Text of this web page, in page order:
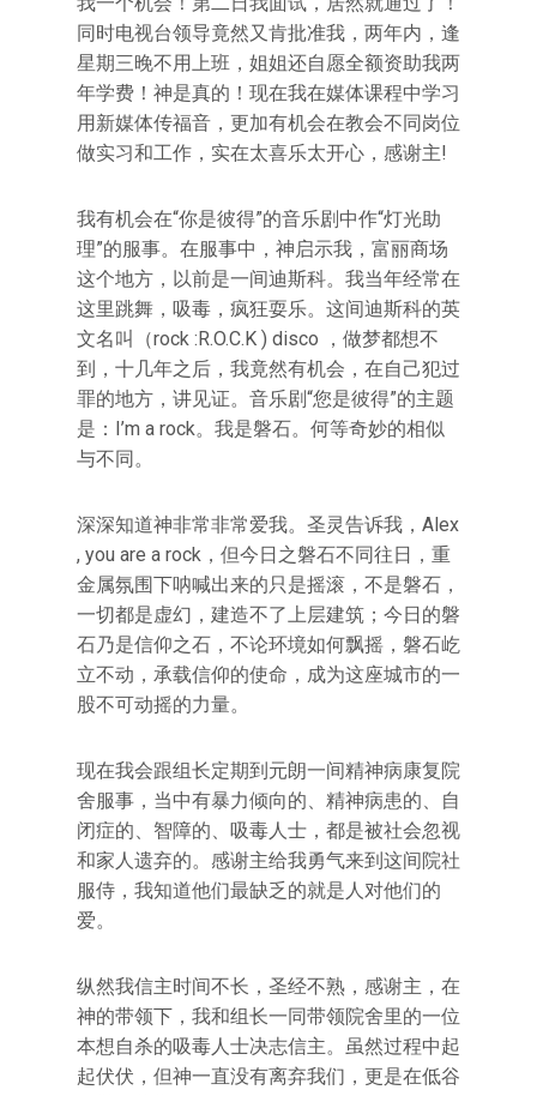
同时电视台领导竟然又肯批准我，两年内，逢
星期三晚不用上班，姐姐还自愿全额资助我两
年学费！神是真的！现在我在媒体课程中学习
用新媒体传福音，更加有机会在教会不同岗位
做实习和工作，实在太喜乐太开心，感谢主!
我有机会在“你是彼得”的音乐剧中作“灯光助
理”的服事。在服事中，神启示我，富丽商场
这个地方，以前是一间迪斯科。我当年经常在
这里跳舞，吸毒，疯狂耍乐。这间迪斯科的英
文名叫（rock :R.O.C.K ) disco ，做梦都想不
到，十几年之后，我竟然有机会，在自己犯过
罪的地方，讲见证。音乐剧“您是彼得”的主题
是：I’m a rock。我是磐石。何等奇妙的相似
与不同。
深深知道神非常非常爱我。圣灵告诉我，Alex
, you are a rock，但今日之磐石不同往日，重
金属氛围下呐喊出来的只是摇滚，不是磐石，
一切都是虚幻，建造不了上层建筑；今日的磐
石乃是信仰之石，不论环境如何飘摇，磐石屹
立不动，承载信仰的使命，成为这座城市的一
股不可动摇的力量。
现在我会跟组长定期到元朗一间精神病康复院
舍服事，当中有暴力倾向的、精神病患的、自
闭症的、智障的、吸毒人士，都是被社会忽视
和家人遗弃的。感谢主给我勇气来到这间院社
服侍，我知道他们最缺乏的就是人对他们的
爱。
纵然我信主时间不长，圣经不熟，感谢主，在
神的带领下，我和组长一同带领院舍里的一位
本想自杀的吸毒人士决志信主。虽然过程中起
起伏伏，但神一直没有离弃我们，更是在低谷